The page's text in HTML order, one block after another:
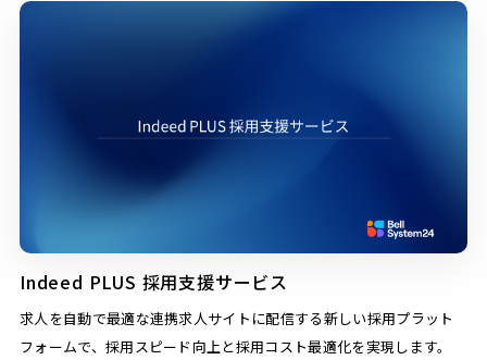
Indeed PLUS 採用支援サービス
求人を自動で最適な連携求人サイトに配信する新しい採用プラット
フォームで、採用スピード向上と採用コスト最適化を実現します。